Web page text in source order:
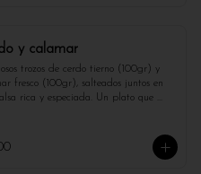
y calamar
trozos de cerdo tierno (100gr) y
fresco (100gr), salteados juntos en
rica y especiada. Un plato que